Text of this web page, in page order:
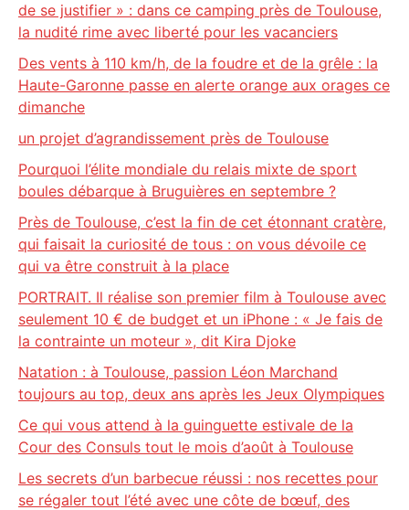
de se justifier » : dans ce camping près de Toulouse,
la nudité rime avec liberté pour les vacanciers
Des vents à 110 km/h, de la foudre et de la grêle : la
Haute-Garonne passe en alerte orange aux orages ce
dimanche
un projet d’agrandissement près de Toulouse
Pourquoi l’élite mondiale du relais mixte de sport
boules débarque à Bruguières en septembre ?
Près de Toulouse, c’est la fin de cet étonnant cratère,
qui faisait la curiosité de tous : on vous dévoile ce
qui va être construit à la place
PORTRAIT. Il réalise son premier film à Toulouse avec
seulement 10 € de budget et un iPhone : « Je fais de
la contrainte un moteur », dit Kira Djoke
Natation : à Toulouse, passion Léon Marchand
toujours au top, deux ans après les Jeux Olympiques
Ce qui vous attend à la guinguette estivale de la
Cour des Consuls tout le mois d’août à Toulouse
Les secrets d’un barbecue réussi : nos recettes pour
se régaler tout l’été avec une côte de bœuf, des